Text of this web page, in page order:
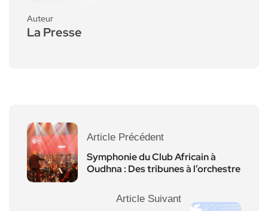
Auteur
La Presse
Article Précédent
Symphonie du Club Africain à
Oudhna : Des tribunes à l’orchestre
Article Suivant